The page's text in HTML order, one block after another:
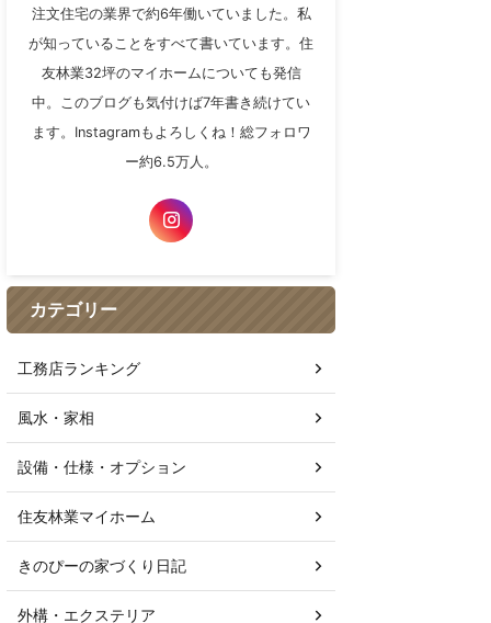
注文住宅の業界で約6年働いていました。私
が知っていることをすべて書いています。住
友林業32坪のマイホームについても発信
中。このブログも気付けば7年書き続けてい
ます。Instagramもよろしくね！総フォロワ
ー約6.5万人。
カテゴリー
工務店ランキング
風水・家相
設備・仕様・オプション
住友林業マイホーム
きのぴーの家づくり日記
外構・エクステリア